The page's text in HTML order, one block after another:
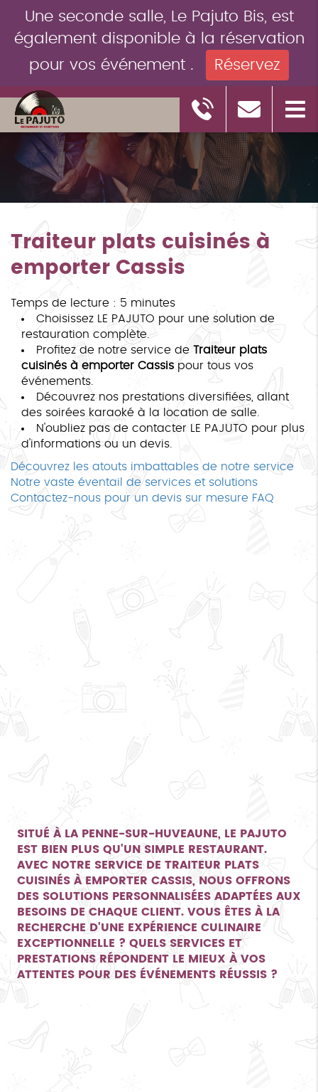
Une seconde salle, Le Pajuto Bis, est
également disponible à la réservation
pour vos événement .
Réservez
Traiteur plats cuisinés à
emporter Cassis
Temps de lecture : 5 minutes
Choisissez LE PAJUTO pour une solution de
restauration complète.
Profitez de notre service de Traiteur plats
cuisinés à emporter Cassis pour tous vos
événements.
Découvrez nos prestations diversifiées, allant
des soirées karaoké à la location de salle.
N'oubliez pas de contacter LE PAJUTO pour plus
d'informations ou un devis.
Découvrez les atouts imbattables de notre service
Notre vaste éventail de services et solutions
Contactez-nous pour un devis sur mesure FAQ
SITUÉ À LA PENNE-SUR-HUVEAUNE, LE PAJUTO
EST BIEN PLUS QU'UN SIMPLE RESTAURANT.
AVEC NOTRE SERVICE DE TRAITEUR PLATS
CUISINÉS À EMPORTER CASSIS, NOUS OFFRONS
DES SOLUTIONS PERSONNALISÉES ADAPTÉES AUX
BESOINS DE CHAQUE CLIENT. VOUS ÊTES À LA
RECHERCHE D'UNE EXPÉRIENCE CULINAIRE
EXCEPTIONNELLE ? QUELS SERVICES ET
PRESTATIONS RÉPONDENT LE MIEUX À VOS
ATTENTES POUR DES ÉVÉNEMENTS RÉUSSIS ?